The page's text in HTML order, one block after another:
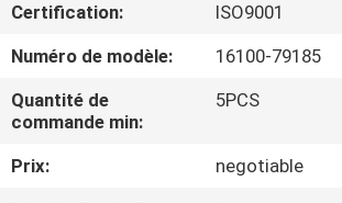
PROPOS
DE
NOUS
VISITE
Certification:
ISO9001
Numéro de modèle:
16100-79185
Quantité de
commande min:
5PCS
Prix:
negotiable